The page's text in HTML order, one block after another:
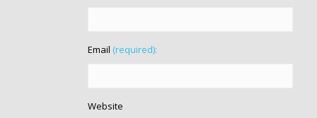
Email (required):
Website